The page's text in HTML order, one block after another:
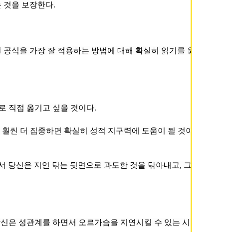
것을 보장한다.
직접 옮기고 싶을 것이다.